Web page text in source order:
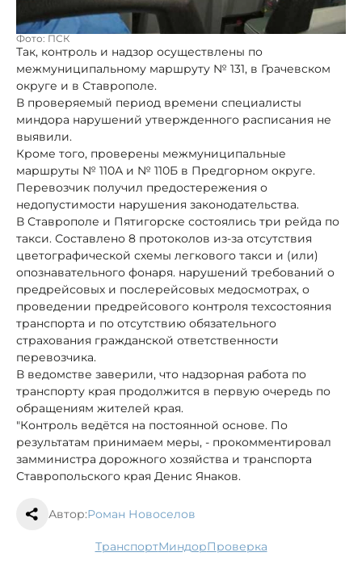
Фото: ПСК
Так, контроль и надзор осуществлены по
межмуниципальному маршруту № 131, в Грачевском
округе и в Ставрополе.
В проверяемый период времени специалисты
миндора нарушений утвержденного расписания не
выявили.
Кроме того, проверены межмуниципальные
маршруты № 110А и № 110Б в Предгорном округе.
Перевозчик получил предостережения о
недопустимости нарушения законодательства.
В Ставрополе и Пятигорске состоялись три рейда по
такси. Составлено 8 протоколов из-за отсутствия
цветографической схемы легкового такси и (или)
опознавательного фонаря. нарушений требований о
предрейсовых и послерейсовых медосмотрах, о
проведении предрейсового контроля техсостояния
транспорта и по отсутствию обязательного
страхования гражданской ответственности
перевозчика.
В ведомстве заверили, что надзорная работа по
транспорту края продолжится в первую очередь по
обращениям жителей края.
"Контроль ведётся на постоянной основе. По
результатам принимаем меры, - прокомментировал
замминистра дорожного хозяйства и транспорта
Ставропольского края Денис Янаков.
Автор:Роман Новоселов
транспорт Миндор проверка